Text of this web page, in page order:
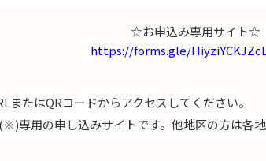
☆お申込み専用サイト☆
https://forms.gle/
またはQRコードからアクセスしてください。
専用の申し込みサイトです。他地区の方は各